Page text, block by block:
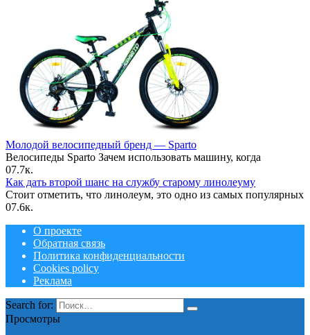
Молодой велосипедный бренд — Sparto
Велосипеды Sparto Зачем использовать машину, когда
07.7к.
Как дать второй шанс на службу старому линолеуму
Стоит отметить, что линолеум, это одно из самых популярных
07.6к.
О проекте
Обратная связь
Политика конфиденциальности
Cookies policy
Реклама
Search for:
Просмотры